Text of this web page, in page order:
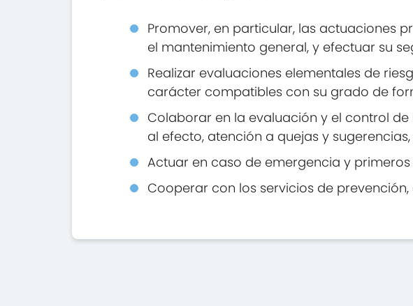
Promover, en particular, las actuaciones
el mantenimiento general, y efectuar su
Realizar evaluaciones elementales de
carácter compatibles con su grado de
Colaborar en la evaluación y el control
al efecto, atención a quejas y
Actuar en caso de emergencia y
Cooperar con los servicios de prevención,